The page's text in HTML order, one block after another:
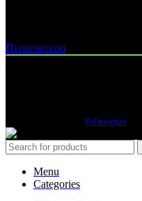
Περισσότερα
PsDesigner.
Menu
Categories